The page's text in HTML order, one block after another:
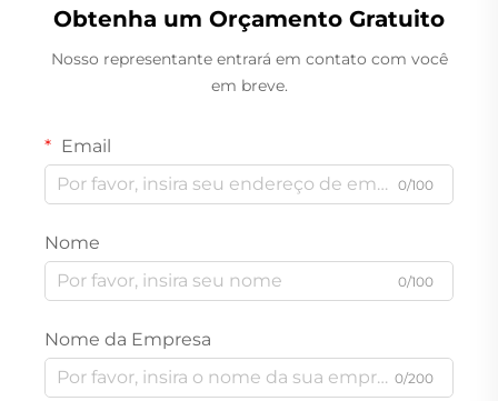
Obtenha um Orçamento Gratuito
Nosso representante entrará em contato com você
em breve.
Email
0/100
Nome
0/100
Nome da Empresa
0/200